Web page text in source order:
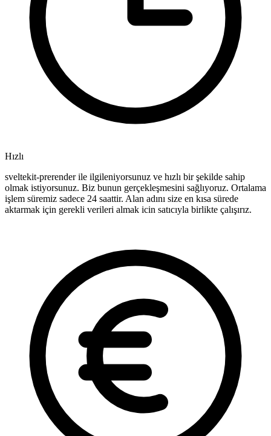
Hızlı
sveltekit-prerender ile ilgileniyorsunuz ve hızlı bir şekilde sahip
olmak istiyorsunuz. Biz bunun gerçekleşmesini sağlıyoruz. Ortalama
işlem süremiz sadece 24 saattir. Alan adını size en kısa sürede
aktarmak için gerekli verileri almak icin satıcıyla birlikte çalışırız.